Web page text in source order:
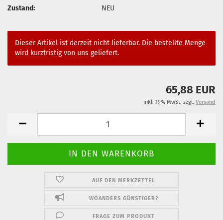
Zustand:
NEU
Dieser Artikel ist derzeit nicht lieferbar. Die bestellte Menge
wird kurzfristig von uns geliefert.
65,88 EUR
inkl. 19% MwSt. zzgl. Versand
AUF DEN MERKZETTEL
WOANDERS GÜNSTIGER?
FRAGE ZUM PRODUKT